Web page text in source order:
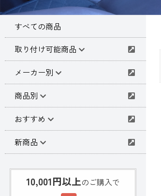
すべての商品
取り付け可能商品
メーカー別
商品別
おすすめ
新商品
10,001円以上のご購入で